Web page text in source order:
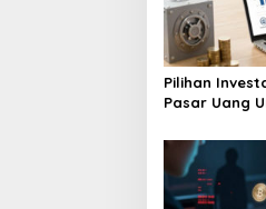
Pilihan
Pasar Uang